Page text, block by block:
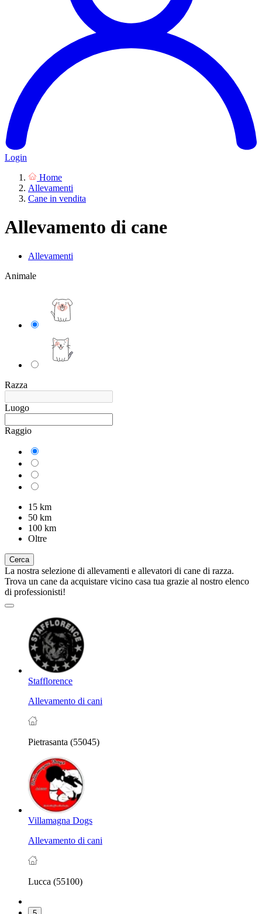
Login
Home
Allevamenti
Cane in vendita
Allevamento di cane
Allevamenti
Animale
Razza
Luogo
Raggio
15 km
50 km
100 km
Oltre
Cerca
La nostra selezione di allevamenti e allevatori di cane di razza.
Trova un cane da acquistare vicino casa tua grazie al nostro elenco
di professionisti!
Stafflorence
Allevamento di cani
Pietrasanta (55045)
Villamagna Dogs
Allevamento di cani
Lucca (55100)